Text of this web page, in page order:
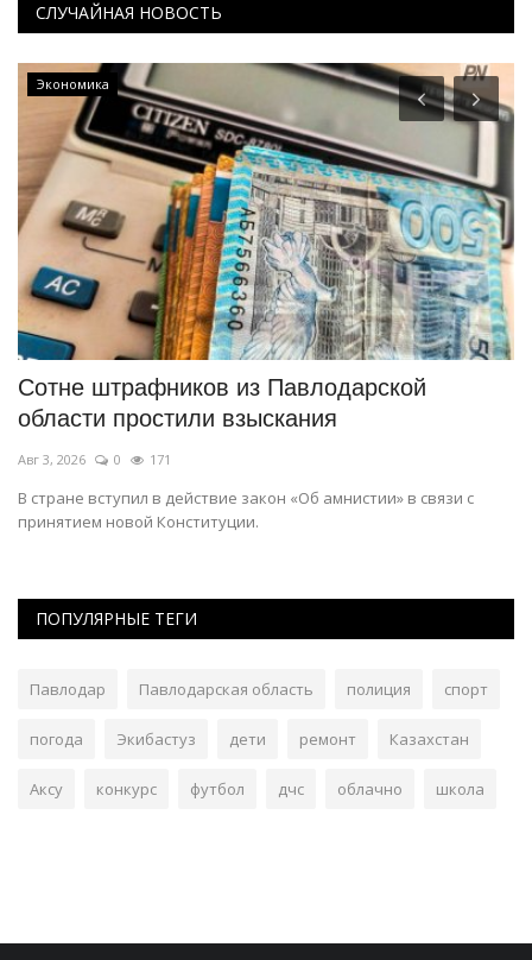
СЛУЧАЙНАЯ НОВОСТЬ
Экономика
Сотне штрафников из Павлодарской
области простили взыскания
Авг 3, 2026 0 171
В стране вступил в действие закон «Об амнистии» в связи с
принятием новой Конституции.
ПОПУЛЯРНЫЕ ТЕГИ
Павлодар Павлодарская область полиция спорт
погода Экибастуз дети ремонт Казахстан
Аксу конкурс футбол дчс облачно школа